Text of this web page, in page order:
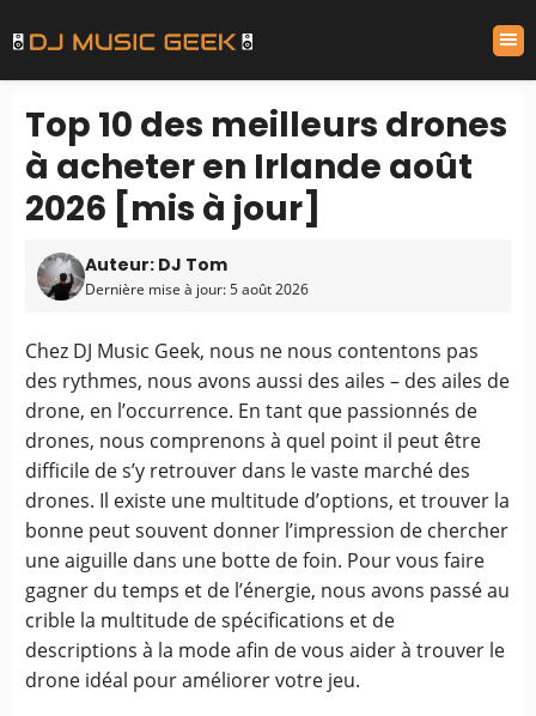
Top 10 des meilleurs drones
à acheter en Irlande août
2026 [mis à jour]
Auteur: DJ Tom
Dernière mise à jour: 5 août 2026
Chez DJ Music Geek, nous ne nous contentons pas
des rythmes, nous avons aussi des ailes – des ailes de
drone, en l’occurrence. En tant que passionnés de
drones, nous comprenons à quel point il peut être
difficile de s’y retrouver dans le vaste marché des
drones. Il existe une multitude d’options, et trouver la
bonne peut souvent donner l’impression de chercher
une aiguille dans une botte de foin. Pour vous faire
gagner du temps et de l’énergie, nous avons passé au
crible la multitude de spécifications et de
descriptions à la mode afin de vous aider à trouver le
drone idéal pour améliorer votre jeu.